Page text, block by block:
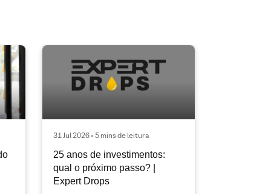
31 Jul 2026 • 5 mins de leitura
25 anos de investimentos:
qual o próximo passo? |
Expert Drops